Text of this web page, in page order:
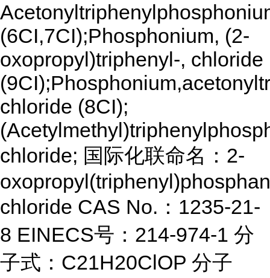
(6CI,7CI);Phosphonium, (2-
oxopropyl)triphenyl-, chloride
chloride (8CI);
chloride; 国际化联命名：2-
chloride CAS No.：1235-21-
8 EINECS号：214-974-1 分
子式：C21H20ClOP 分子